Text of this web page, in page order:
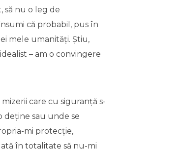
să nu o leg de
că probabil, pus în
mele umanități. Știu,
– am o convingere
care cu siguranță s-
deține sau unde se
mi protecție,
în totalitate să nu-mi